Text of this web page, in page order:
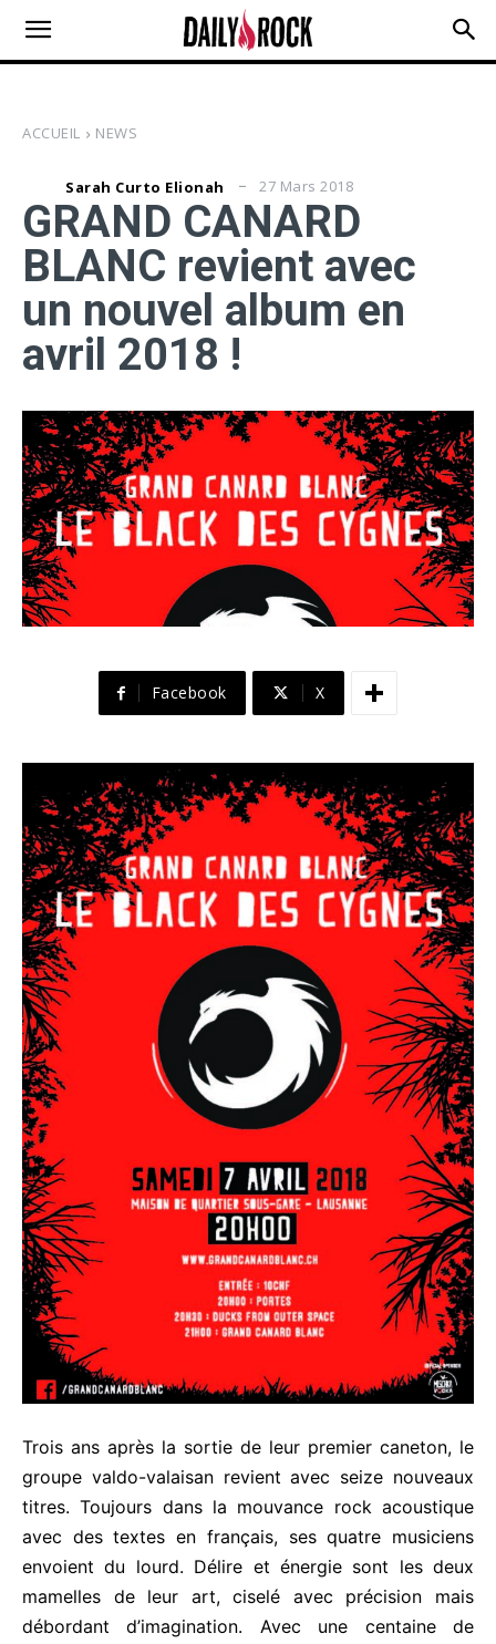
ACCUEIL NEWS
Sarah Curto Elionah 27 Mars 2018
GRAND CANARD
BLANC revient avec
un nouvel album en
avril 2018 !
Facebook X
Trois ans après la sortie de leur premier caneton, le
groupe valdo-valaisan revient avec seize nouveaux
titres. Toujours dans la mouvance rock acoustique
avec des textes en français, ses quatre musiciens
envoient du lourd. Délire et énergie sont les deux
mamelles de leur art, ciselé avec précision mais
débordant d’imagination. Avec une centaine de